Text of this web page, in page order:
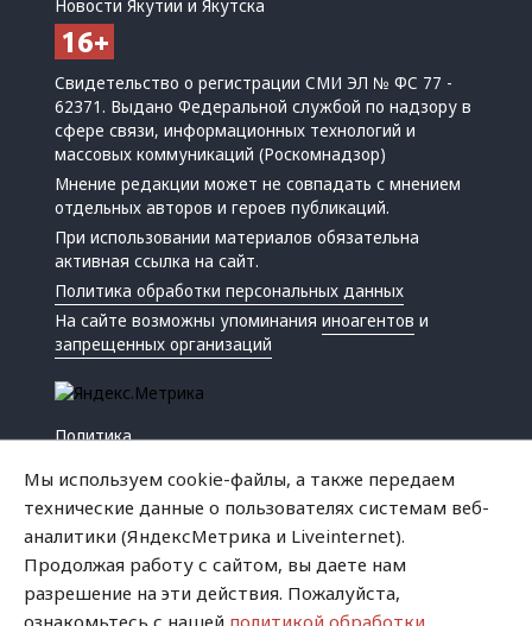
Новости Якутии и Якутска
Свидетельство о регистрации СМИ ЭЛ № ФС 77 -
62371. Выдано Федеральной службой по надзору в
сфере связи, информационных технологий и
массовых коммуникаций (Роскомнадзор)
Мнение редакции может не совпадать с мнением
отдельных авторов и героев публикаций.
При использовании материалов обязательна
активная ссылка на сайт.
Политика обработки персональных данных
На сайте возможны упоминанияиноагентов и
запрещенных организаций
Политика
Криминал
Мы используем cookie-файлы, а также передаем
технические данные о пользователях системам веб-
аналитики (ЯндексМетрика и Liveinternet).
Продолжая работу с сайтом, вы даете нам
разрешение на эти действия. Пожалуйста,
ознакомьтесь с нашей политикой обработки